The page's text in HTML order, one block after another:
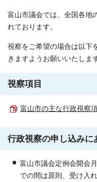
富山市議会では、全国各地
れております。
視察をご希望の場合は以下
きますようお願いいたしま
視察項目
富山市の主な行政視察
行政視察の申し込みに
富山市議会定例会開会
での間は原則、受け入